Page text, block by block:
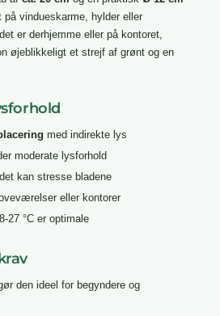
vindueskarme, hylder eller
er derhjemme eller på kontoret,
øjeblikkeligt et strejf af grønt og en
med indirekte lys
moderate lysforhold
kan stresse bladene
eller kontorer
27 °C er optimale
den ideel for begyndere og